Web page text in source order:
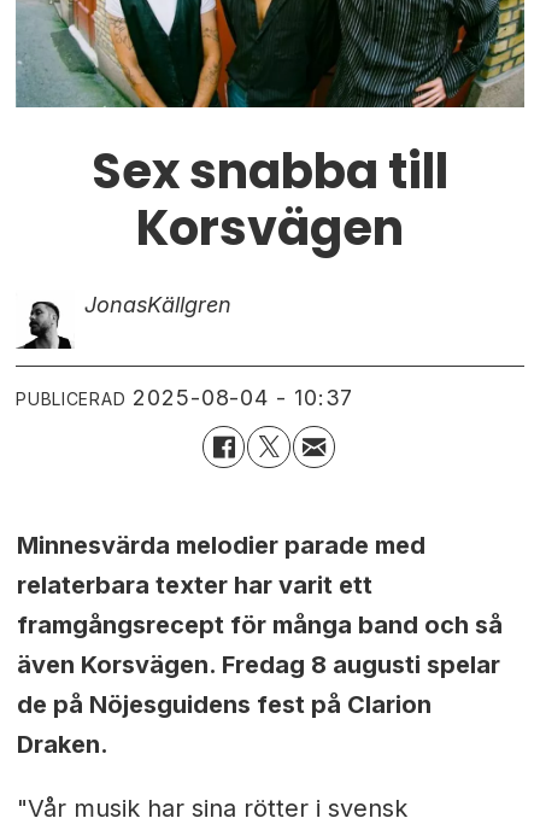
Sex snabba till
Korsvägen
JonasKällgren
PUBLICERAD 2025-08-04 - 10:37
Minnesvärda melodier parade med
relaterbara texter har varit ett
framgångsrecept för många band och så
även Korsvägen. Fredag 8 augusti spelar
de på Nöjesguidens fest på Clarion
Draken.
"Vår musik har sina rötter i svensk